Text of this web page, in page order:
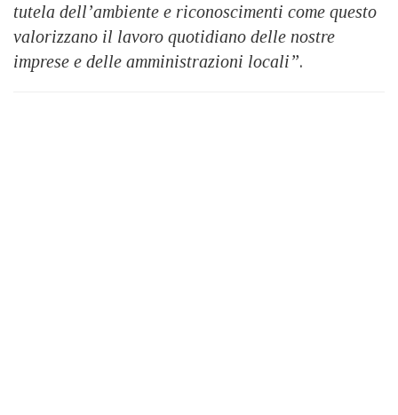
tutela dell’ambiente e riconoscimenti come questo
valorizzano il lavoro quotidiano delle nostre
imprese e delle amministrazioni locali”.